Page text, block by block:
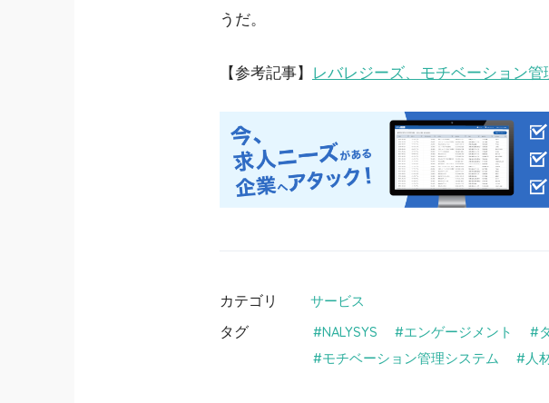
うだ。
【参考記事】 レバレジーズ、モチベーション
カテゴリ サービス
タグ NALYSYS エンゲージメント
モチベーション管理システム
人